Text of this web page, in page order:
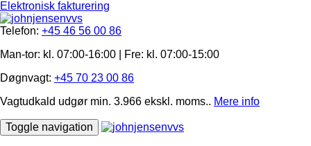
Elektronisk fakturering
Telefon: +45 46 56 00 86
Man-tor: kl. 07:00-16:00 | Fre: ​kl. 07:00-15​:00
Døgnvagt: +45 70 23 00 86
Vagtudkald udgør min. 3.966 ekskl. moms.. Mere info
Toggle navigation